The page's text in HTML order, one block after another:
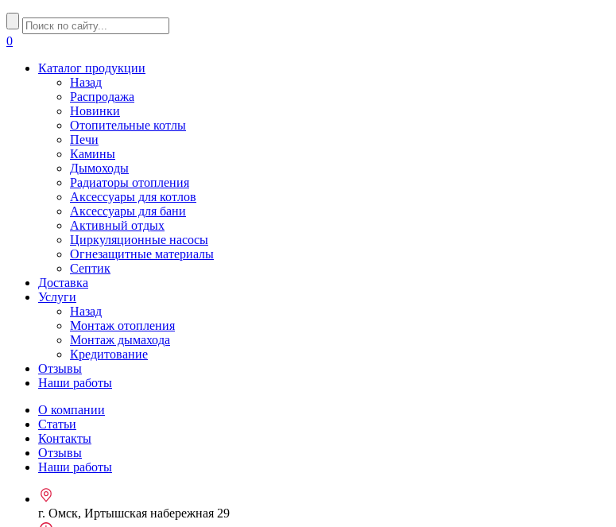
0
Каталог продукции
Назад
Распродажа
Новинки
Отопительные котлы
Печи
Камины
Дымоходы
Радиаторы отопления
Аксессуары для котлов
Аксессуары для бани
Активный отдых
Циркуляционные насосы
Огнезащитные материалы
Септик
Доставка
Услуги
Назад
Монтаж отопления
Монтаж дымахода
Кредитование
Отзывы
Наши работы
О компании
Статьи
Контакты
Отзывы
Наши работы
г. Омск, Иртышская набережная 29